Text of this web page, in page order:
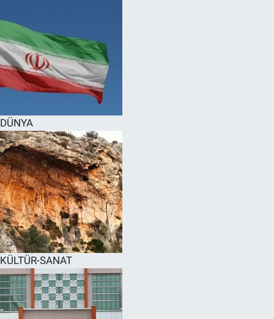
DÜNYA
KÜLTÜR-SANAT